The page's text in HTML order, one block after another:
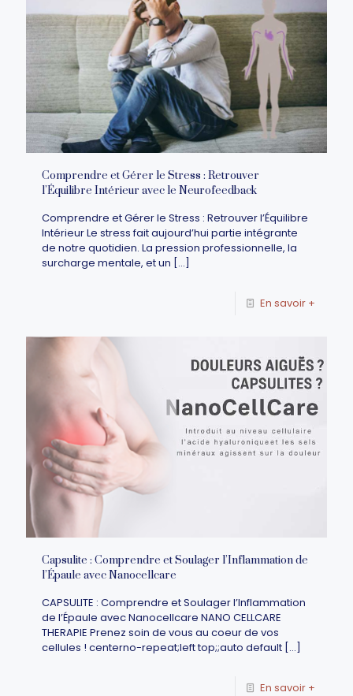
Comprendre et Gérer le Stress : Retrouver
l’Équilibre Intérieur avec le Neurofeedback
Comprendre et Gérer le Stress : Retrouver l’Équilibre
Intérieur Le stress fait aujourd’hui partie intégrante
de notre quotidien. La pression professionnelle, la
surcharge mentale, et un […]
En savoir +
Capsulite : Comprendre et Soulager l’Inflammation de
l’Épaule avec Nanocellcare
CAPSULITE : Comprendre et Soulager l’Inflammation
de l’Épaule avec Nanocellcare NANO CELLCARE
THERAPIE Prenez soin de vous au coeur de vos
cellules ! centerno-repeat;left top;;auto default […]
En savoir +